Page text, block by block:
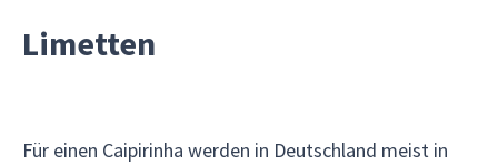
Limetten
Für einen Caipirinha werden in Deutschland meist in